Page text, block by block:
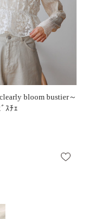
clearly bloom bustier～
ｽﾁｪ